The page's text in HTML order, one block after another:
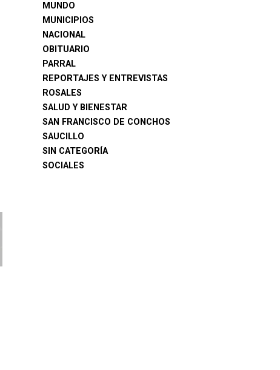
MUNDO
MUNICIPIOS
NACIONAL
OBITUARIO
PARRAL
REPORTAJES Y ENTREVISTAS
ROSALES
SALUD Y BIENESTAR
SAN FRANCISCO DE CONCHOS
SAUCILLO
SIN CATEGORÍA
SOCIALES